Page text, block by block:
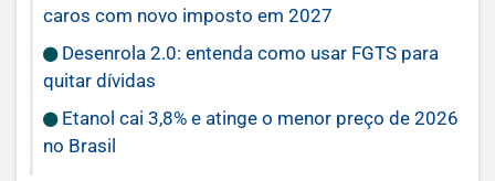
caros com novo imposto em 2027
Desenrola 2.0: entenda como usar FGTS para
quitar dívidas
Etanol cai 3,8% e atinge o menor preço de 2026
no Brasil